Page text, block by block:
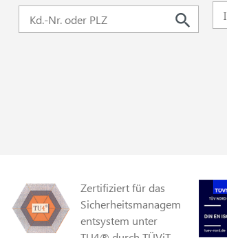
Zertifiziert für das
Sicherheitsmanagem
entsystem unter